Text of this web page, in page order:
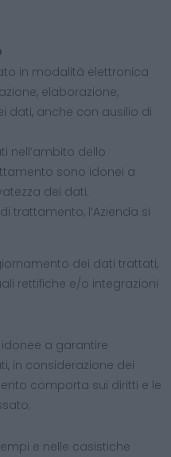
in modalità elettronica
elaborazione,
dati, anche con ausilio di
nell’ambito dello
sono idonei a
dei dati.
trattamento, l’Azienda si
dei dati trattati,
rettifiche e/o integrazioni
a garantire
in considerazione dei
comporta sui diritti e le
e nelle casistiche